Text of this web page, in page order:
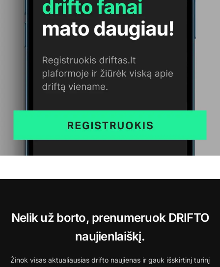
Nelik už borto, prenumeruok DRIFTO
naujienlaiškį.
Žinok visas aktualiausias drifto naujienas ir gauk išskirtinį turinį